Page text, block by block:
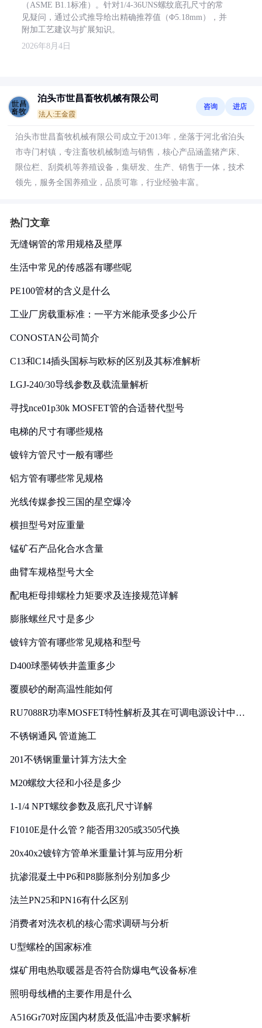
（ASME B1.1标准）。针对1/4-36UNS螺纹底孔尺寸的常
见疑问，通过公式推导给出精确推荐值（Φ5.18mm），并
附加工艺建议与扩展知识。
2026年8月4日
泊头市世昌畜牧机械有限公司
法人:王金霞
咨询 进店
泊头市世昌畜牧机械有限公司成立于2013年，坐落于河北省泊头
市寺门村镇，专注畜牧机械制造与销售，核心产品涵盖猪产床、
限位栏、刮粪机等养殖设备，集研发、生产、销售于一体，技术
领先，服务全国养殖业，品质可靠，行业经验丰富。
热门文章
无缝钢管的常用规格及壁厚
生活中常见的传感器有哪些呢
PE100管材的含义是什么
工业厂房载重标准：一平方米能承受多少公斤
CONOSTAN公司简介
C13和C14插头国标与欧标的区别及其标准解析
LGJ-240/30导线参数及载流量解析
寻找nce01p30k MOSFET管的合适替代型号
电梯的尺寸有哪些规格
镀锌方管尺寸一般有哪些
铝方管有哪些常见规格
光线传媒参投三国的星空爆冷
横担型号对应重量
锰矿石产品化合水含量
曲臂车规格型号大全
配电柜母排螺栓力矩要求及连接规范详解
膨胀螺丝尺寸是多少
镀锌方管有哪些常见规格和型号
D400球墨铸铁井盖重多少
覆膜砂的耐高温性能如何
RU7088R功率MOSFET特性解析及其在可调电源设计中的
不锈钢通风 管道施工
201不锈钢重量计算方法大全
M20螺纹大径和小径是多少
1-1/4 NPT螺纹参数及底孔尺寸详解
F1010E是什么管？能否用3205或3505代换
20x40x2镀锌方管单米重量计算与应用分析
抗渗混凝土中P6和P8膨胀剂分别加多少
法兰PN25和PN16有什么区别
消费者对洗衣机的核心需求调研与分析
U型螺栓的国家标准
煤矿用电热取暖器是否符合防爆电气设备标准
照明母线槽的主要作用是什么
A516Gr70对应国内材质及低温冲击要求解析